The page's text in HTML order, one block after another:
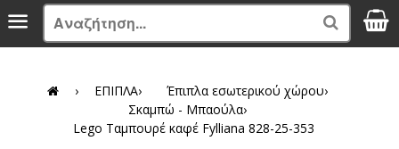
Menu Search
› ΕΠΙΠΛΑ› Έπιπλα εσωτερικού χώρου›
Σκαμπώ - Μπαούλα›
Lego Ταμπουρέ καφέ Fylliana 828-25-353